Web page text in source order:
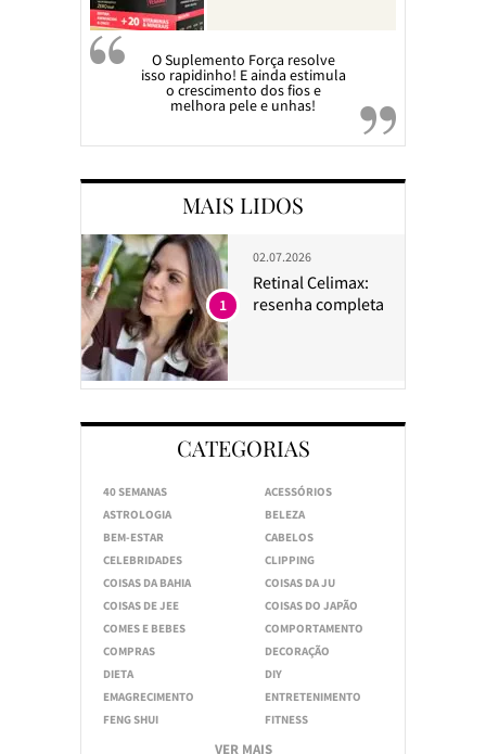
O Suplemento Força resolve
isso rapidinho! E ainda estimula
o crescimento dos fios e
melhora pele e unhas!
MAIS LIDOS
02.07.2026
Retinal Celimax:
resenha completa
1
CATEGORIAS
40 SEMANAS
ACESSÓRIOS
ASTROLOGIA
BELEZA
BEM-ESTAR
CABELOS
CELEBRIDADES
CLIPPING
COISAS DA BAHIA
COISAS DA JU
COISAS DE JEE
COISAS DO JAPÃO
COMES E BEBES
COMPORTAMENTO
COMPRAS
DECORAÇÃO
DIETA
DIY
EMAGRECIMENTO
ENTRETENIMENTO
FENG SHUI
FITNESS
VER MAIS